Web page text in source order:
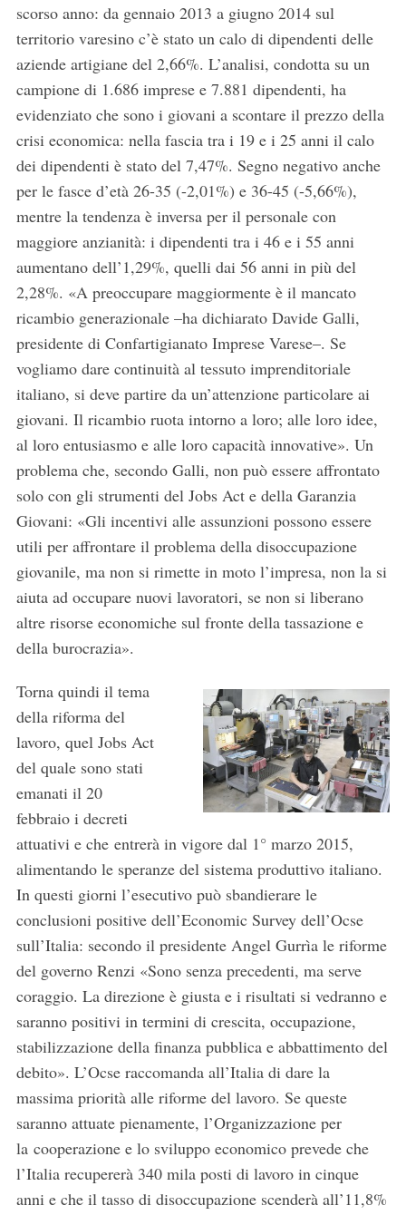
scorso anno: da gennaio 2013 a giugno 2014 sul
territorio varesino c’è stato un calo di dipendenti delle
aziende artigiane del 2,66%. L’analisi, condotta su un
campione di 1.686 imprese e 7.881 dipendenti, ha
evidenziato che sono i giovani a scontare il prezzo della
crisi economica: nella fascia tra i 19 e i 25 anni il calo
dei dipendenti è stato del 7,47%. Segno negativo anche
per le fasce d’età 26-35 (-2,01%) e 36-45 (-5,66%),
mentre la tendenza è inversa per il personale con
maggiore anzianità: i dipendenti tra i 46 e i 55 anni
aumentano dell’1,29%, quelli dai 56 anni in più del
2,28%. «A preoccupare maggiormente è il mancato
ricambio generazionale –ha dichiarato Davide Galli,
presidente di Confartigianato Imprese Varese–. Se
vogliamo dare continuità al tessuto imprenditoriale
italiano, si deve partire da un’attenzione particolare ai
giovani. Il ricambio ruota intorno a loro; alle loro idee,
al loro entusiasmo e alle loro capacità innovative». Un
problema che, secondo Galli, non può essere affrontato
solo con gli strumenti del Jobs Act e della Garanzia
Giovani: «Gli incentivi alle assunzioni possono essere
utili per affrontare il problema della disoccupazione
giovanile, ma non si rimette in moto l’impresa, non la si
aiuta ad occupare nuovi lavoratori, se non si liberano
altre risorse economiche sul fronte della tassazione e
della burocrazia».
Torna quindi il tema
della riforma del
lavoro, quel Jobs Act
del quale sono stati
emanati il 20
febbraio i decreti
attuativi e che entrerà in vigore dal 1° marzo 2015,
alimentando le speranze del sistema produttivo italiano.
In questi giorni l’esecutivo può sbandierare le
conclusioni positive dell’Economic Survey dell’Ocse
sull’Italia: secondo il presidente Angel Gurrìa le riforme
del governo Renzi «Sono senza precedenti, ma serve
coraggio. La direzione è giusta e i risultati si vedranno e
saranno positivi in termini di crescita, occupazione,
stabilizzazione della finanza pubblica e abbattimento del
debito». L’Ocse raccomanda all’Italia di dare la
massima priorità alle riforme del lavoro. Se queste
saranno attuate pienamente, l’Organizzazione per
la cooperazione e lo sviluppo economico prevede che
l’Italia recupererà 340 mila posti di lavoro in cinque
anni e che il tasso di disoccupazione scenderà all’11,8%